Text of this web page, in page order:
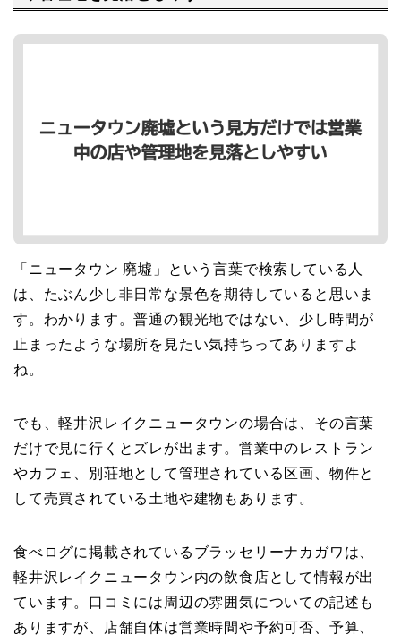
「ニュータウン 廃墟」という言葉で検索している人
は、たぶん少し非日常な景色を期待していると思いま
す。わかります。普通の観光地ではない、少し時間が
止まったような場所を見たい気持ちってありますよ
ね。
でも、軽井沢レイクニュータウンの場合は、その言葉
だけで見に行くとズレが出ます。営業中のレストラン
やカフェ、別荘地として管理されている区画、物件と
して売買されている土地や建物もあります。
食べログに掲載されているブラッセリーナカガワは、
軽井沢レイクニュータウン内の飲食店として情報が出
ています。口コミには周辺の雰囲気についての記述も
ありますが、店舗自体は営業時間や予約可否、予算、